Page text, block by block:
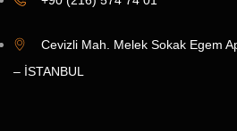
Cevizli Mah. Melek Sokak Egem
– İSTANBUL